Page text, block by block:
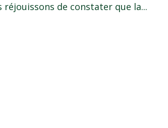
de constater que la...